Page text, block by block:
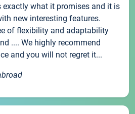
exactly what it promises and it is
new interesting features.
of flexibility and adaptability
.... We highly recommend
and you will not regret it...